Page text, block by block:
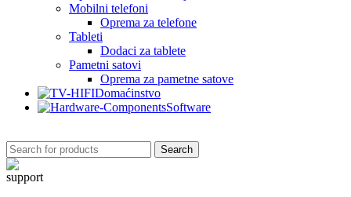
Mobilni telefoni
Oprema za telefone
Tableti
Dodaci za tablete
Pametni satovi
Oprema za pametne satove
Domaćinstvo
Software
Search